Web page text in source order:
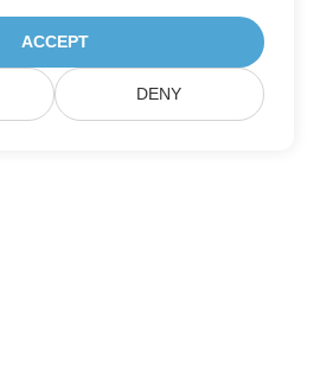
ACCEPT
DENY